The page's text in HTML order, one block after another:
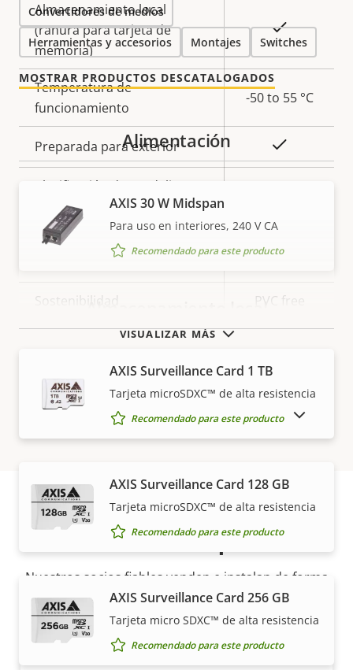
Almacenamiento local
(ranura para tarjeta de
memoria)
Sí
Temperatura de
funcionamiento
-50 to 55 °C
Preparada para exterior
Clasificación de vandalismo
Clasificación IP IP66, IP6K9K
Diseñado para repintar
Sostenibilidad PVC free
Convertidores de medios
Herramientas y accesorios Montajes Switches
MOSTRAR PRODUCTOS DESCATALOGADOS
VISUALIZAR MÁS
Alimentación
AXIS 30 W Midspan
Para uso en interiores, 240 V CA
Recomendado para este producto
AXIS Surveillance Card 1 TB
Tarjeta microSDXC™ de alta resistencia
Recomendado para este producto
AXIS Surveillance Card 128 GB
Tarjeta microSDXC™ de alta resistencia
Recomendado para este producto
AXIS Surveillance Card 256 GB
Tarjeta micro SDXC™ de alta resistencia
Recomendado para este producto
MOSTRAR PRODUCTOS DESCATALOGADOS
Cómo comprar
Nuestros socios fiables venden e instalan de forma
experta las soluciones Axis y los productos
individuales.